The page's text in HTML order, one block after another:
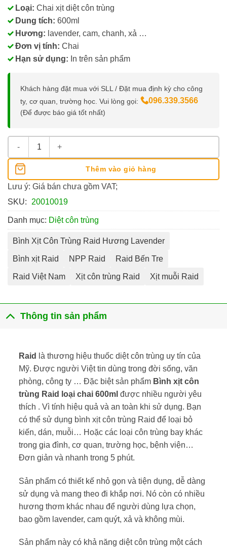
Loại: Chai xịt diệt côn trùng
Dung tích: 600ml
Hương: lavender, cam, chanh, xả …
Đơn vị tính: Chai
Hạn sử dụng: In trên sản phẩm
Khách hàng đặt mua với SLL / Đặt mua định kỳ cho công
ty, cơ quan, trường học. Vui lòng gọi:
096.339.3566
(Để được báo giá tốt nhất)
Bình Xịt Côn Trùng Raid 600ml số lượng
Thêm vào giỏ hàng
Lưu ý: Giá bán chưa gồm VAT;
SKU:
20010019
Danh mục: Diệt côn trùng
Bình Xịt Côn Trùng Raid Hương Lavender
Bình xịt Raid NPP Raid Raid Bến Tre
Raid Việt Nam Xịt côn trùng Raid Xịt muỗi Raid
Thông tin sản phẩm
Raid
là thương hiệu thuốc diệt côn trùng uy tín của
Mỹ. Được người Việt tin dùng trong đời sống, văn
phòng, công ty … Đặc biệt sản phẩm Bình xịt côn
trùng Raid loại chai 600ml được nhiều người yêu
thích . Vì tính hiệu quả và an toàn khi sử dụng. Bạn
có thể sử dụng bình xịt côn trùng Raid để loại bỏ
kiến, dán, muỗi… Hoặc các loại côn trùng bay khác
trong gia đình, cơ quan, trường học, bệnh viện…
Đơn giản và nhanh trong 5 phút.
Sản phẩm có thiết kế nhỏ gọn và tiện dụng, dễ dàng
sử dụng và mang theo đi khắp nơi. Nó còn có nhiều
hương thơm khác nhau để người dùng lựa chọn,
bao gồm lavender, cam quýt, xả và không mùi.
Sản phẩm này có khả năng diệt côn trùng một cách